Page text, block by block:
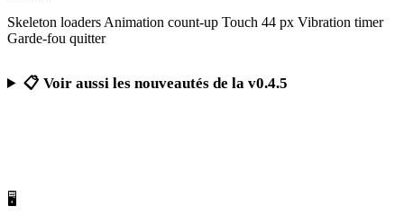
Skeleton loaders Animation count-up Touch 44 px Vibration timer
Garde-fou quitter
📋 Voir aussi les nouveautés de la v0.4.5
🖥️